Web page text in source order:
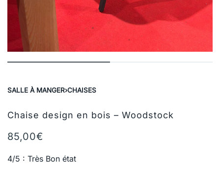
SALLE À MANGER›CHAISES
Chaise design en bois – Woodstock
85,00€
4/5 : Très Bon état